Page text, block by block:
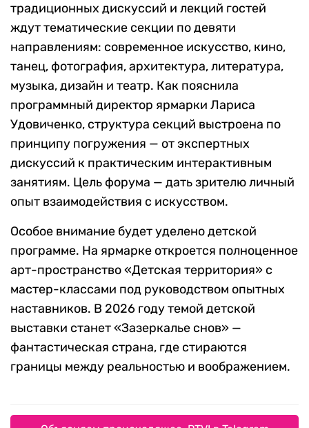
традиционных дискуссий и лекций гостей
ждут тематические секции по девяти
направлениям: современное искусство, кино,
танец, фотография, архитектура, литература,
музыка, дизайн и театр. Как пояснила
программный директор ярмарки Лариса
Удовиченко, структура секций выстроена по
принципу погружения — от экспертных
дискуссий к практическим интерактивным
занятиям. Цель форума — дать зрителю личный
опыт взаимодействия с искусством.
Особое внимание будет уделено детской
программе. На ярмарке откроется полноценное
арт-пространство «Детская территория» с
мастер-классами под руководством опытных
наставников. В 2026 году темой детской
выставки станет «Зазеркалье снов» —
фантастическая страна, где стираются
границы между реальностью и воображением.